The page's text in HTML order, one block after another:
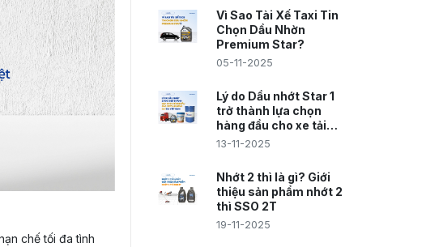
chế tối đa tình
Vì Sao Tài Xế Taxi Tin
Chọn Dầu Nhờn
Premium Star?
05-11-2025
Lý do Dầu nhớt Star 1
trở thành lựa chọn
hàng đầu cho xe tải
đường dài tại Việt Nam
13-11-2025
Nhớt 2 thì là gì? Giới
thiệu sản phẩm nhớt 2
thì SSO 2T
19-11-2025